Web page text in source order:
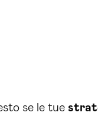
se le tue